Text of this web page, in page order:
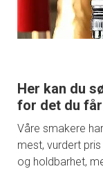
Her kan du
for det du
Våre smakere
mest, vurdert
og holdbarhet,